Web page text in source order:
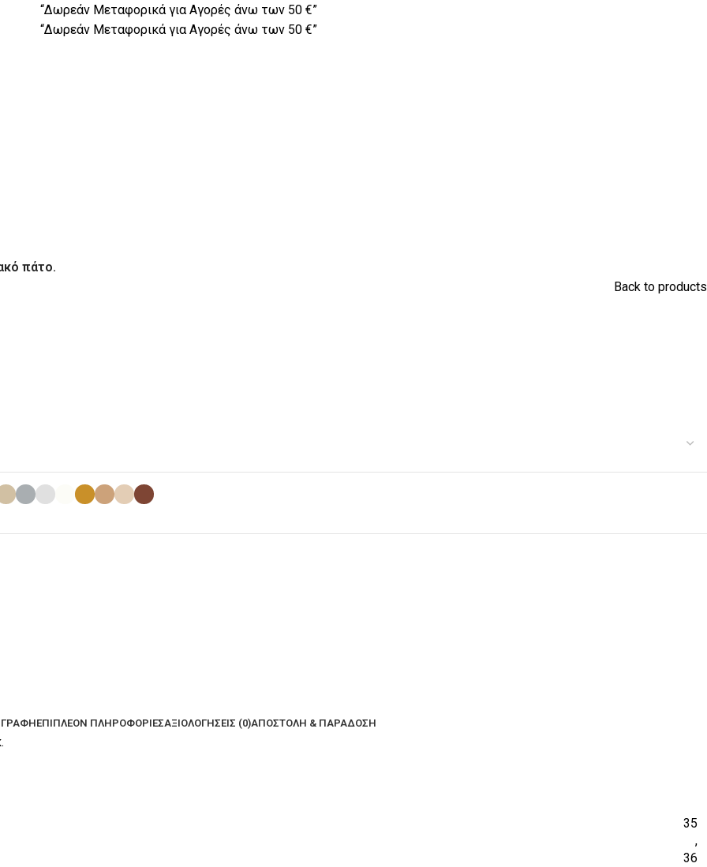
“Δωρεάν Μεταφορικά για Αγορές άνω των 50 €”
“Δωρεάν Μεταφορικά για Αγορές άνω των 50 €”
πάτο.
Back to products
ΕΠΙΠΛΈΟΝ ΠΛΗΡΟΦΟΡΊΕΣΑΞΙΟΛΟΓΉΣΕΙΣ (0)ΑΠΟΣΤΟΛΉ & ΠΑΡΆΔΟΣΗ
35
,
36